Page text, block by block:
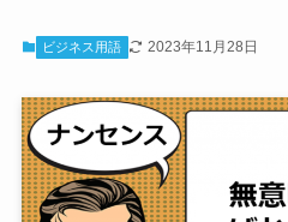
ビジネス用語 2023年11月28日